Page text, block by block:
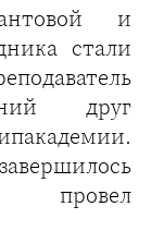
и
стали
друг
провел